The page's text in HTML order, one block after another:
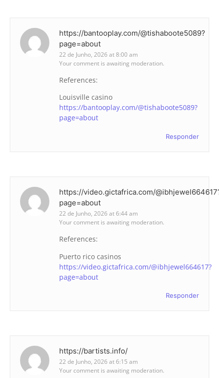
https://bantooplay.com/@tishaboote5089?
page=about
22 de Junho, 2026 at 8:00 am
Your comment is awaiting moderation.
References:
Louisville casino
https://bantooplay.com/@tishaboote5089?
page=about
Responder
https://video.gictafrica.com/
page=about
22 de Junho, 2026 at 6:44 am
Your comment is awaiting moderation.
References:
Puerto rico casinos
https://video.gictafrica.com/@ibhjewel664617?
page=about
Responder
https://bartists.info/
22 de Junho, 2026 at 6:15 am
Your comment is awaiting moderation.